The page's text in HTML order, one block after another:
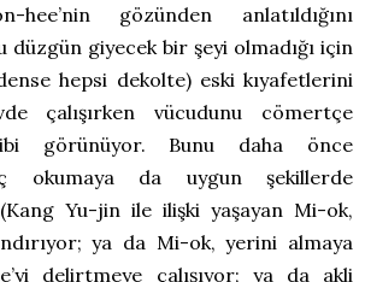
hee’nin gözünden anlatıldığını
düzgün giyecek bir şeyi olmadığı için
hepsi dekolte) eski kıyafetlerini
çalışırken vücudunu cömertçe
görünüyor. Bunu daha önce
okumaya da uygun şekillerde
Yu-jin ile ilişki yaşayan Mi-ok,
ya da Mi-ok, yerini almaya
delirtmeye çalışıyor; ya da akli